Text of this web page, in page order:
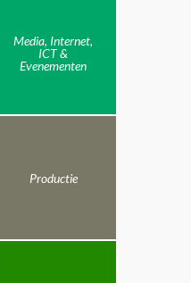
Media, Internet,
ICT &
Evenementen
Productie